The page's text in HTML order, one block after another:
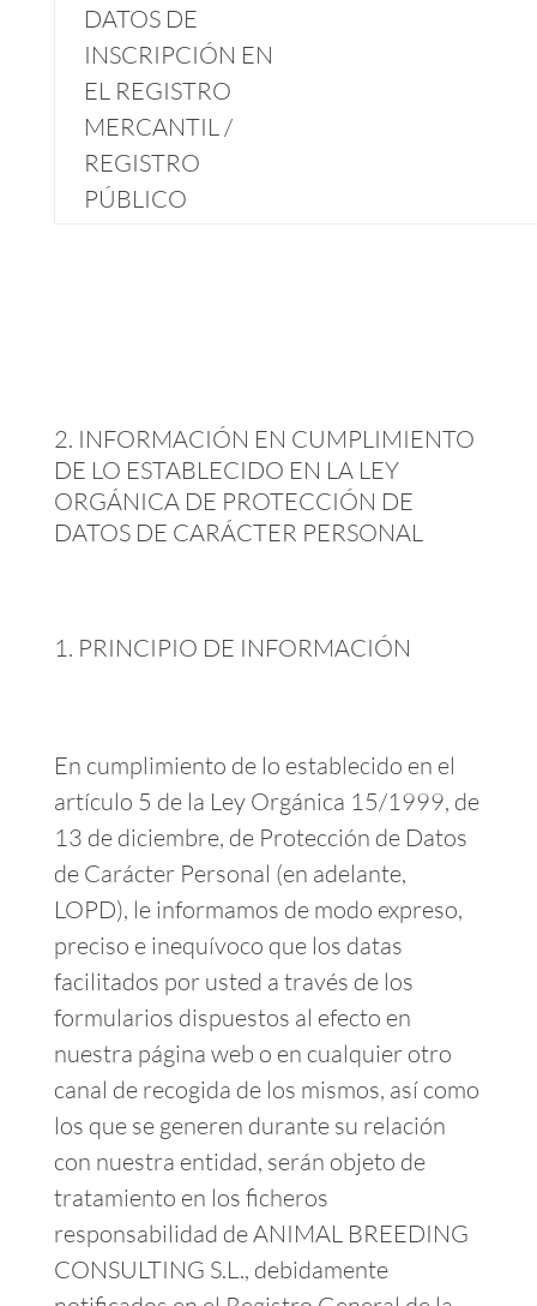
DATOS DE
INSCRIPCIÓN EN
EL REGISTRO
MERCANTIL /
REGISTRO
PÚBLICO
INFORMACIÓN EN CUMPLIMIENTO
DE LO ESTABLECIDO EN LA LEY
ORGÁNICA DE PROTECCIÓN DE
DATOS DE CARÁCTER PERSONAL
PRINCIPIO DE INFORMACIÓN
En cumplimiento de lo establecido en el
artículo 5 de la Ley Orgánica 15/1999, de
13 de diciembre, de Protección de Datos
de Carácter Personal (en adelante,
LOPD), le informamos de modo expreso,
preciso e inequívoco que los datas
facilitados por usted a través de los
formularios dispuestos al efecto en
nuestra página web o en cualquier otro
canal de recogida de los mismos, así como
los que se generen durante su relación
con nuestra entidad, serán objeto de
tratamiento en los ficheros
responsabilidad de ANIMAL BREEDING
CONSULTING S.L., debidamente